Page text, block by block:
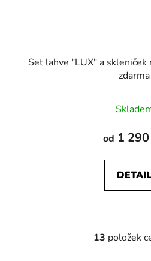
Set lahve "LUX" a skleniček
zdarma
od 1
DETAIL
O
13 položek